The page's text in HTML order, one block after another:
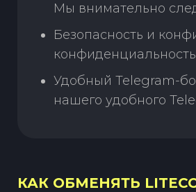
Мы внимательно
Безопасность и
Удобный Telegram-
нашего удобного
КАК ОБМЕНЯТЬ